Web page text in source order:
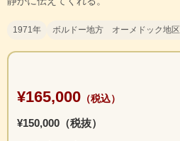
1971年 ボルドー地方 オーメドック地
¥165,000 （税込）
¥150,000（税抜）